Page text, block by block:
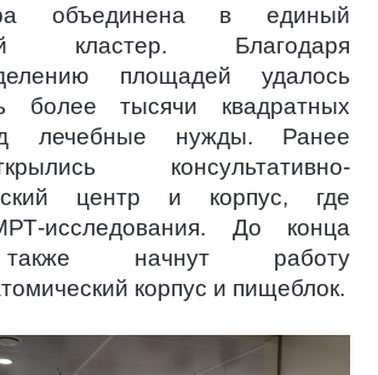
объединена в единый
кластер. Благодаря
площадей удалось
более тысячи квадратных
лечебные нужды. Ранее
консультативно-
центр и корпус, где
исследования. До конца
начнут работу
корпус и пищеблок.